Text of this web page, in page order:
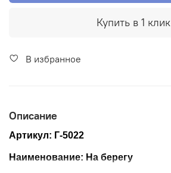
Купить в 1 клик
В избранное
Описание
Артикул: Г-5022
Наименование: На берегу